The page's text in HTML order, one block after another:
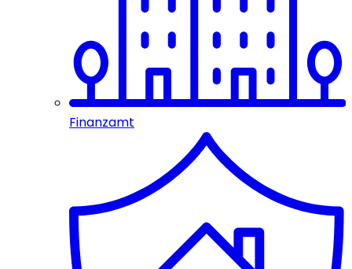
Finanzamt